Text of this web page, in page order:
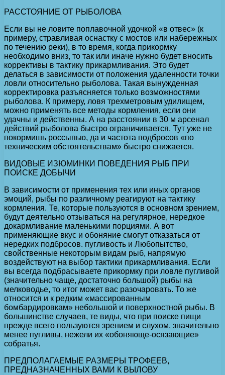
РАССТОЯНИЕ ОТ РЫБОЛОВА
Если вы не ловите поплавочной удочкой «в отвес» (к
примеру, стравливая оснастку с мостов или набережных
по течению реки), в то время, когда прикормку
необходимо вниз, то так или иначе нужно будет вносить
коррективы в тактику прикармливания. Это будет
делаться в зависимости от положения удаленности точки
ловли относительно рыболова. Такая вынужденная
корректировка разъясняется только возможностями
рыболова. К примеру, ловя трехметровым удилищем,
можно применять все методы кормления, если они
удачны и действенны. А на расстоянии в 30 м арсенал
действий рыболова быстро ограничивается. Тут уже не
покормишь россыпью, да и частота подбросов «по
техническим обстоятельствам» быстро снижается.
ВИДОВЫЕ ИЗЮМИНКИ ПОВЕДЕНИЯ РЫБ ПРИ
ПОИСКЕ ДОБЫЧИ
В зависимости от применения тех или иных органов
эмоций, рыбы по различному реагируют на тактику
кормления. Те, которые пользуются в основном зрением,
будут деятельно отзываться на регулярное, нередкое
докармливание маленькими порциями. А вот
применяющие вкус и обоняние смогут отказаться от
нередких подбросов. пугливость и Любопытство,
свойственные некоторым видам рыб, напрямую
воздействуют на выбор тактики прикармливания. Если
вы всегда подбрасываете прикормку при ловле пугливой
(значительно чаще, достаточно большой) рыбы на
мелководье, то итог может вас разочаровать. То же
относится и к редким «массированным
бомбардировкам» небольшой и поверхностной рыбы. В
большинстве случаев, те виды, что при поиске пищи
прежде всего пользуются зрением и слухом, значительно
менее пугливы, нежели их «обоняюще-осязающие»
собратья.
ПРЕДПОЛАГАЕМЫЕ РАЗМЕРЫ ТРОФЕЕВ,
ПРЕДНАЗНАЧЕННЫХ ВАМИ К ВЫЛОВУ